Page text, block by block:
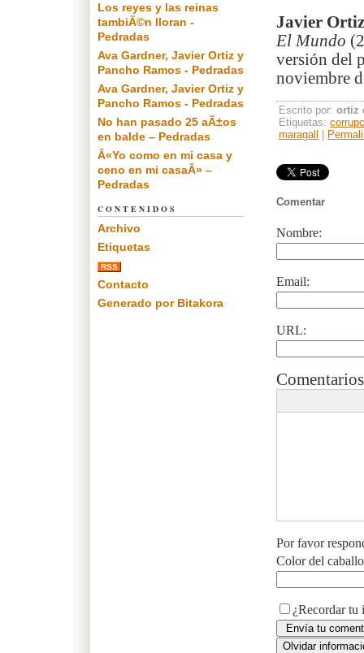
Javier
El Mundo
versión del
noviembre
Escrito por: ortiz
Etiquetas:
maragall
Comentar
Nombre:
Email:
URL:
Por favor
Color del
¿Recordar tu
Los reyes y las reinas
tambiÃ©n lloran -
Pedradas
Ava Gardner, Javier Ortiz y
Pancho Ramos - Pedradas
Ava Gardner, Javier Ortiz y
Pancho Ramos - Pedradas
No han pasado 25 aÃ±os
en balde – Pedradas
Â«Yo como en mi casa y
ceno en mi casaÂ» –
Pedradas
CONTENIDOS
Archivo
Etiquetas
RSS
Contacto
Generado por Bitakora